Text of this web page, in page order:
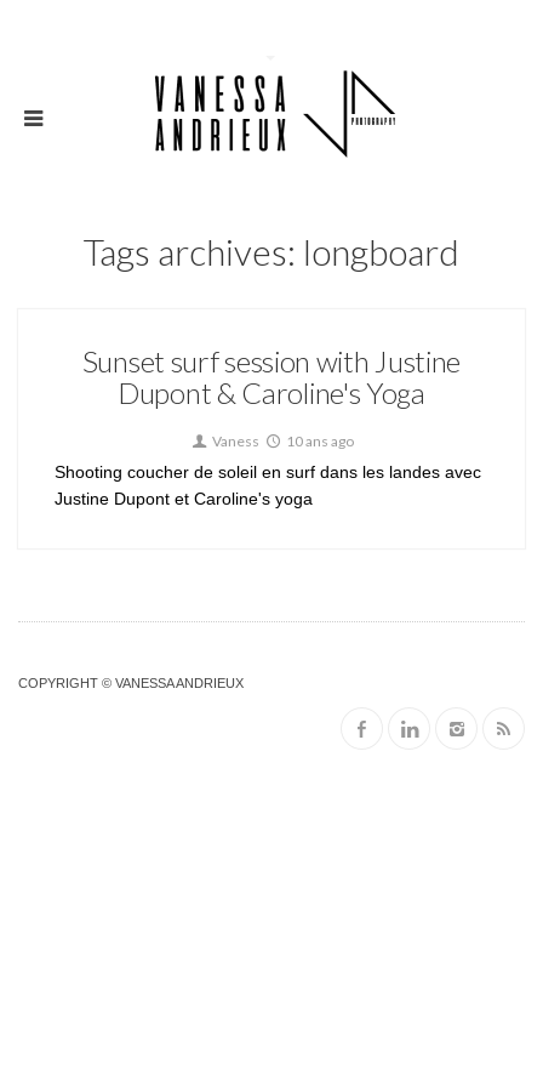
Tags archives: longboard
Sunset surf session with Justine
Dupont & Caroline's Yoga
Vaness 10 ans ago
Shooting coucher de soleil en surf dans les landes avec
Justine Dupont et Caroline's yoga
COPYRIGHT © VANESSA ANDRIEUX